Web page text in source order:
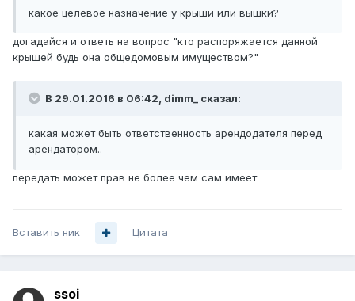
какое целевое назначение у крыши или вышки?
догадайся и ответь на вопрос "кто распоряжается данной
крышей будь она общедомовым имуществом?"
В 29.01.2016 в 06:42, dimm_ сказал:
какая может быть ответственность арендодателя перед
арендатором..
передать может прав не более чем сам имеет
Вставить ник Цитата
ssoi